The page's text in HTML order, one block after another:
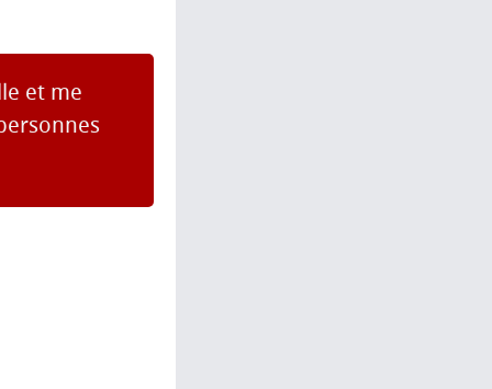
et me